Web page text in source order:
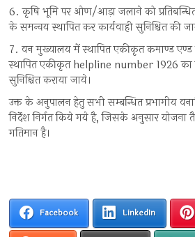
6. कृषि भूमि पर ओण/आड़ा जलाने को
के समन्वय स्थापित कर कार्यवाही सुनिश्चित की
7. वन मुख्यालय में स्थापित एकीकृत कमाण्ड
स्थापित एकीकृत helpline number 1926 का
सुनिश्चित कराया जाये।
उक्त के अनुपालन हेतु सभी सम्बन्धित प्रभागीय
निर्देश निर्गत किये गये है, जिसके अनुसार योजना
गतिमान है।
Facebook LinkedIn